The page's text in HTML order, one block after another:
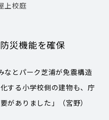
上校庭
災機能を確保
なとパーク芝浦が免震構造
する小学校側の建物も、庁
がありました」（宮野）